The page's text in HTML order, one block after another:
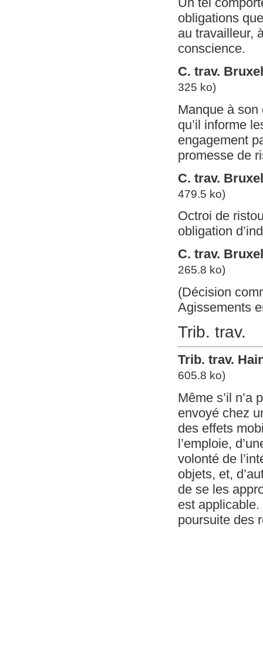
obligations
au travailleur,
conscience.
C. trav.
325 ko)
Manque à
qu’il informe
engagement
promesse de
C. trav.
479.5 ko)
Octroi de
obligation
C. trav.
265.8 ko)
(Décision
Agissements
Trib. trav.
Trib. trav.
605.8 ko)
Même s’il n’a
envoyé chez
des effets
l’emploie,
volonté de
objets, et,
de se les
est
poursuite des